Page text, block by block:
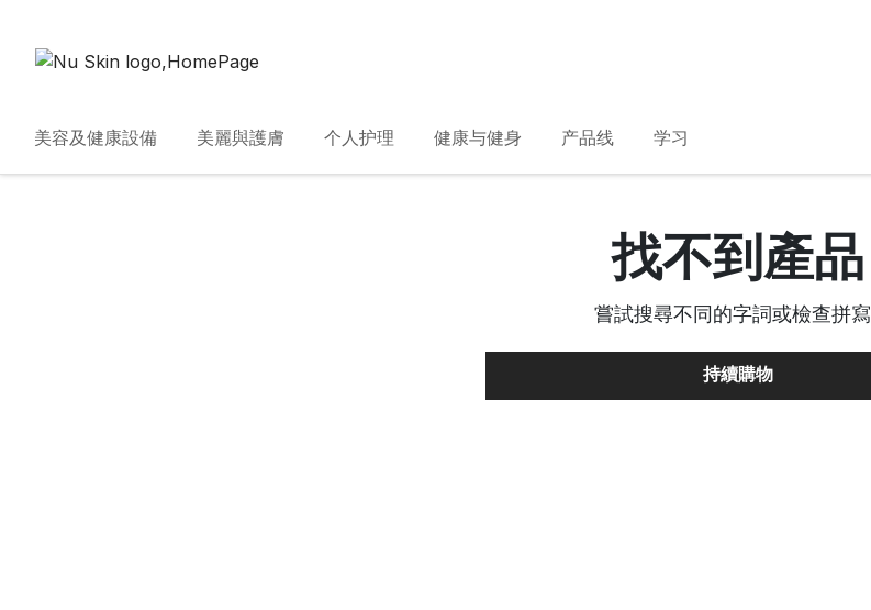
美容及健康設備 美麗與護膚 个人护理 健康与健身 产品线 学习
找不到產品
嘗試搜尋不同的字詞或檢查拼寫
持續購物